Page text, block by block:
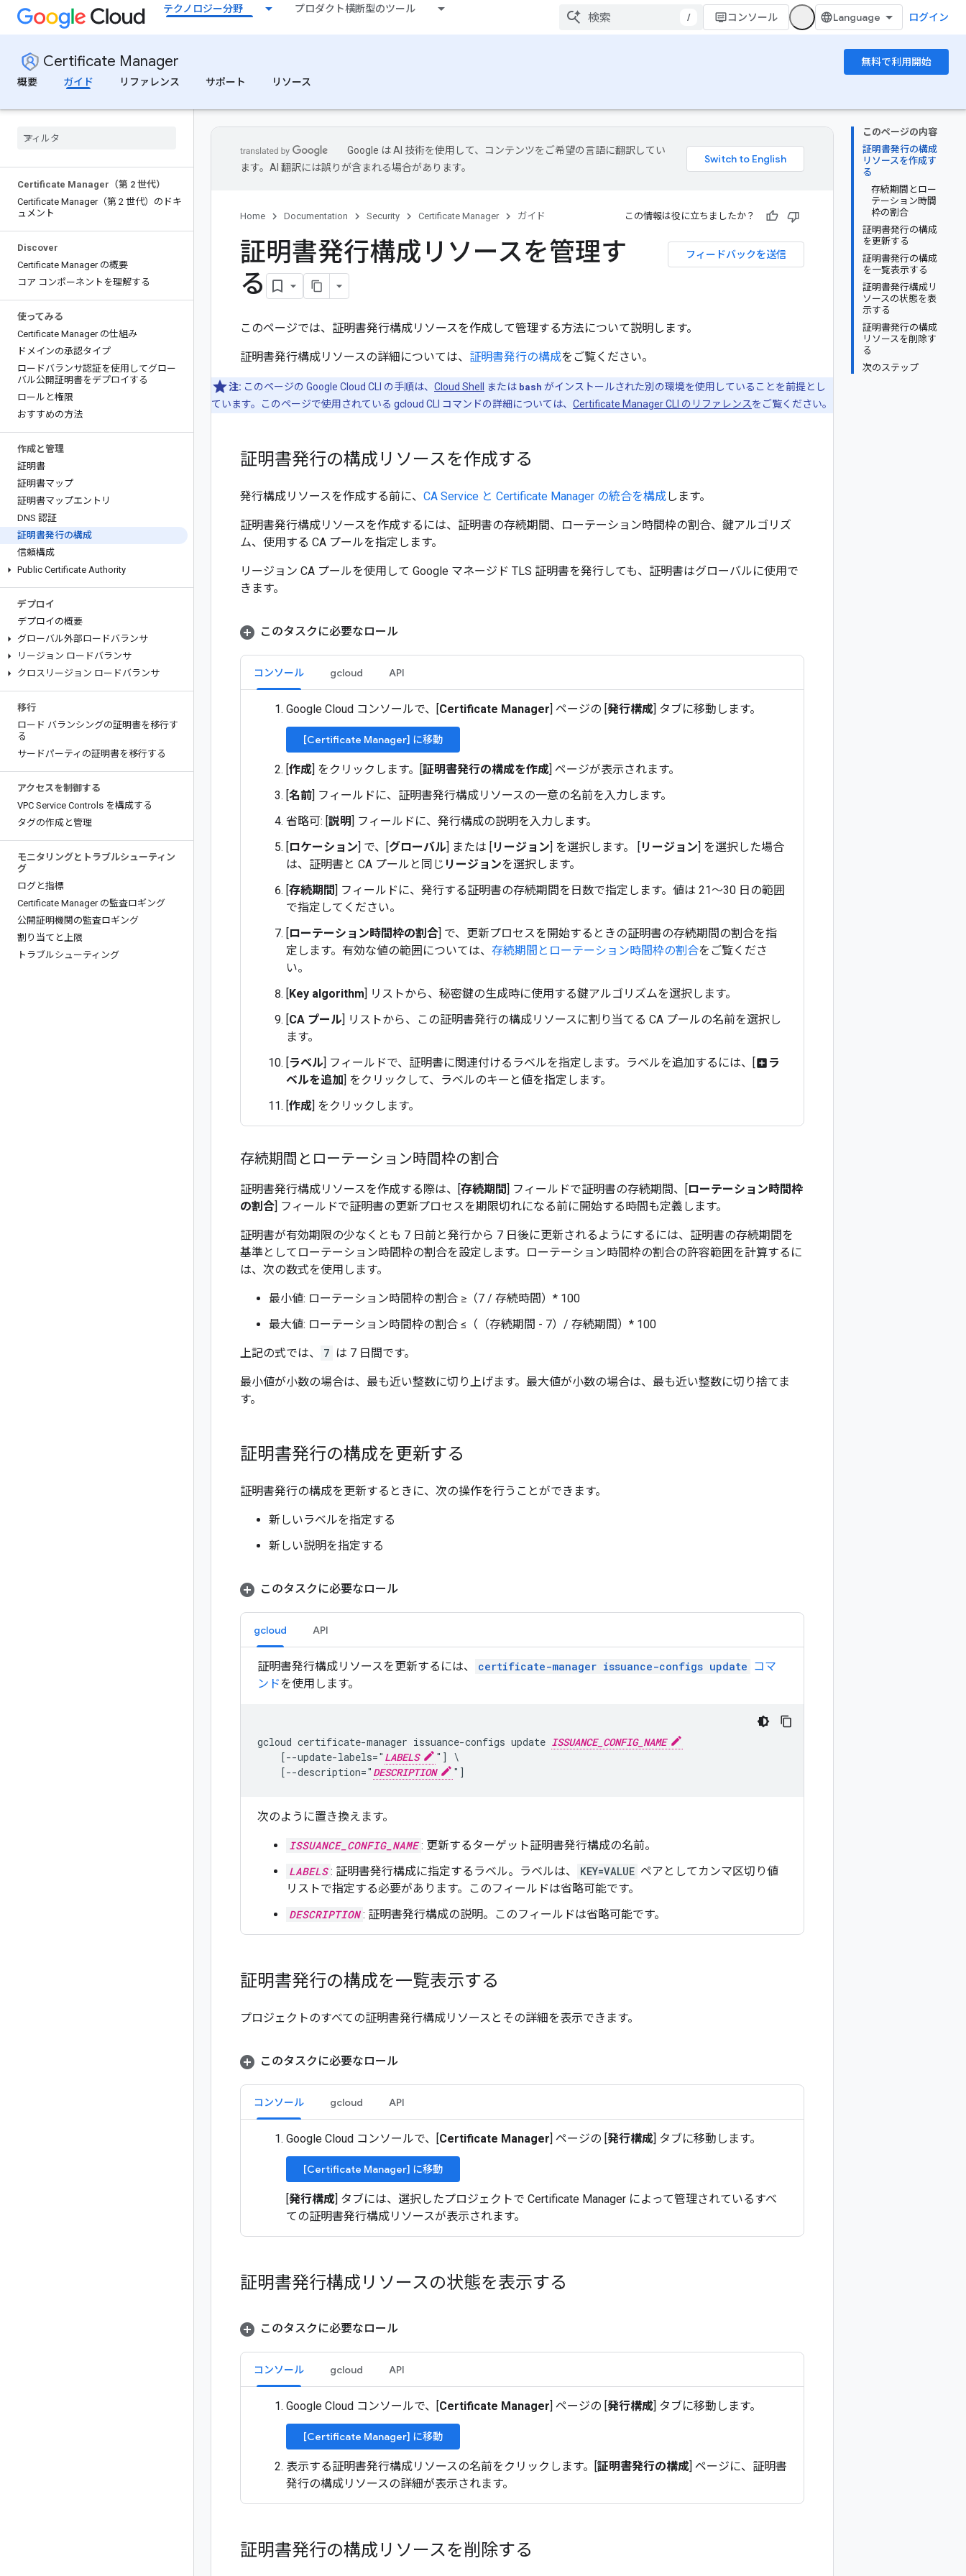
テクノロジー分野 プロダクト横断型のツール
/ コンソール ログイン
Certificate Manager
無料で利用開始
概要
ガイド リファレンス サポート リソース
Certificate Manager（第 2 世代）
Certificate Manager（第 2 世代）のドキ
ュメント
Discover
Certificate Manager の概要
コア コンポーネントを理解する
使ってみる
Certificate Manager の仕組み
ドメインの承認タイプ
ロードバランサ認証を使用してグロー
バル公開証明書をデプロイする
ロールと権限
おすすめの方法
作成と管理
証明書
証明書マップ
証明書マップエントリ
DNS 認証
証明書発行の構成
信頼構成
Public Certificate Authority
デプロイ
デプロイの概要
グローバル外部ロードバランサ
リージョン ロードバランサ
クロスリージョン ロードバランサ
移行
ロード バランシングの証明書を移行す
る
サードパーティの証明書を移行する
アクセスを制御する
VPC Service Controls を構成する
タグの作成と管理
モニタリングとトラブルシューティン
グ
ログと指標
Certificate Manager の監査ロギング
公開証明機関の監査ロギング
割り当てと上限
トラブルシューティング
このページの内容
証明書発行の構成
リソースを作成す
る
存続期間とロー
テーション時間
枠の割合
証明書発行の構成
を更新する
証明書発行の構成
を一覧表示する
証明書発行構成リ
ソースの状態を表
示する
証明書発行の構成
リソースを削除す
る
次のステップ
Google は AI 技術を使用して、コンテンツをご希望の言語に翻訳してい
ます。AI 翻訳には誤りが含まれる場合があります。
Home Documentation Security Certificate Manager ガイド この情報は役に立ちましたか？
フィードバックを送信
証明書発行構成リソースを管理す
る
このページでは、証明書発行構成リソースを作成して管理する方法について説明します。
証明書発行構成リソースの詳細については、 証明書発行の構成をご覧ください。
注: このページの Google Cloud CLI の手順は、 Cloud Shell または bash がインストールされた別の環境を使用していることを前提とし
ています。このページで使用されている gcloud CLI コマンドの詳細については、 Certificate Manager CLI のリファレンスをご覧ください。
証明書発行の構成リソースを作成する
発行構成リソースを作成する前に、 CA Service と Certificate Manager の統合を構成します。
証明書発行構成リソースを作成するには、証明書の存続期間、ローテーション時間枠の割合、鍵アルゴリズ
ム、使用する CA プールを指定します。
リージョン CA プールを使用して Google マネージド TLS 証明書を発行しても、証明書はグローバルに使用で
きます。
このタスクに必要なロール
コンソール gcloud API
Google Cloud コンソールで、[Certificate Manager] ページの [発行構成] タブに移動します。
[Certificate Manager] に移動
[作成] をクリックします。[証明書発行の構成を作成] ページが表示されます。
[名前] フィールドに、証明書発行構成リソースの一意の名前を入力します。
省略可: [説明] フィールドに、発行構成の説明を入力します。
[ロケーション] で、[グローバル] または [リージョン] を選択します。 [リージョン] を選択した場合
は、証明書と CA プールと同じ リージョンを選択します。
[存続期間] フィールドに、発行する証明書の存続期間を日数で指定します。値は 21～30 日の範囲
で指定してください。
[ローテーション時間枠の割合] で、更新プロセスを開始するときの証明書の存続期間の割合を指
定します。有効な値の範囲については、 存続期間とローテーション時間枠の割合をご覧くださ
い。
[Key algorithm] リストから、秘密鍵の生成時に使用する鍵アルゴリズムを選択します。
[CA プール] リストから、この証明書発行の構成リソースに割り当てる CA プールの名前を選択し
ます。
[ラベル] フィールドで、証明書に関連付けるラベルを指定します。ラベルを追加するには、[add_box ラ
ベルを追加] をクリックして、ラベルのキーと値を指定します。
[作成] をクリックします。
存続期間とローテーション時間枠の割合
証明書発行構成リソースを作成する際は、[存続期間] フィールドで証明書の存続期間、[ローテーション時間枠
の割合] フィールドで証明書の更新プロセスを期限切れになる前に開始する時間も定義します。
証明書が有効期限の少なくとも 7 日前と発行から 7 日後に更新されるようにするには、証明書の存続期間を
基準としてローテーション時間枠の割合を設定します。ローテーション時間枠の割合の許容範囲を計算するに
は、次の数式を使用します。
最小値: ローテーション時間枠の割合 ≥（7 / 存続時間）* 100
最大値: ローテーション時間枠の割合 ≤（（存続期間 - 7）/ 存続期間）* 100
上記の式では、 7 は 7 日間です。
最小値が小数の場合は、最も近い整数に切り上げます。 最大値が小数の場合は、最も近い整数に切り捨てま
す。
証明書発行の構成を更新する
証明書発行の構成を更新するときに、次の操作を行うことができます。
新しいラベルを指定する
新しい説明を指定する
このタスクに必要なロール
gcloud API
証明書発行構成リソースを更新するには、 certificate-manager issuance-configs update コマ
ンドを使用します。
gcloud certificate-manager issuance-configs update ISSUANCE_CONFIG_NAME
    [--update-labels="
LABELS
"] \
    [--description="
DESCRIPTION
次のように置き換えます。
ISSUANCE_CONFIG_NAME : 更新するターゲット証明書発行構成の名前。
LABELS : 証明書発行構成に指定するラベル。ラベルは、 KEY=VALUE ペアとしてカンマ区切り値
リストで指定する必要があります。このフィールドは省略可能です。
DESCRIPTION : 証明書発行構成の説明。このフィールドは省略可能です。
証明書発行の構成を一覧表示する
プロジェクトのすべての証明書発行構成リソースとその詳細を表示できます。
このタスクに必要なロール
コンソール gcloud API
Google Cloud コンソールで、[Certificate Manager] ページの [発行構成] タブに移動します。
[Certificate Manager] に移動
[発行構成] タブには、選択したプロジェクトで Certificate Manager によって管理されているすべ
ての証明書発行構成リソースが表示されます。
証明書発行構成リソースの状態を表示する
このタスクに必要なロール
コンソール gcloud API
Google Cloud コンソールで、[Certificate Manager] ページの [発行構成] タブに移動します。
[Certificate Manager] に移動
表示する証明書発行構成リソースの名前をクリックします。[証明書発行の構成] ページに、証明書
発行の構成リソースの詳細が表示されます。
証明書発行の構成リソースを削除する